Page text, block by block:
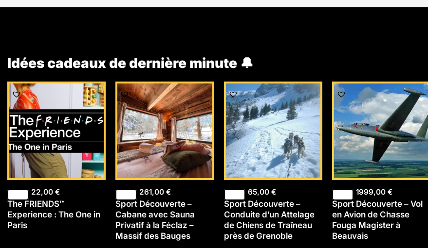
Idées cadeaux de dernière minute 🔔
22,00 €
The FRIENDS™
Experience : The One in
Paris
261,00€
Sport Découverte –
Cabane avec Sauna
Privatif à la Féclaz –
Massif des Bauges
65,00 €
Sport Découverte –
Conduite d’un Attelage
de Chiens de Traîneau
près de Grenoble
1999,00 €
Sport Découverte – Vol
en Avion de Chasse
Fouga Magister à
Beauvais